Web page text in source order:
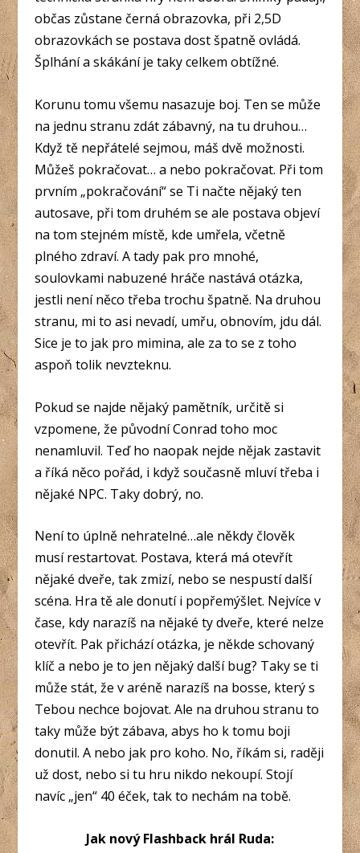
občas zůstane černá obrazovka, při 2,5D
obrazovkách se postava dost špatně ovládá.
Šplhání a skákání je taky celkem obtížné.
Korunu tomu všemu nasazuje boj. Ten se může
na jednu stranu zdát zábavný, na tu druhou…
Když tě nepřátelé sejmou, máš dvě možnosti.
Můžeš pokračovat… a nebo pokračovat. Při tom
prvním „pokračování“ se Ti načte nějaký ten
autosave, při tom druhém se ale postava objeví
na tom stejném místě, kde umřela, včetně
plného zdraví. A tady pak pro mnohé,
soulovkami nabuzené hráče nastává otázka,
jestli není něco třeba trochu špatně. Na druhou
stranu, mi to asi nevadí, umřu, obnovím, jdu dál.
Sice je to jak pro mimina, ale za to se z toho
aspoň tolik nevzteknu.
Pokud se najde nějaký pamětník, určitě si
vzpomene, že původní Conrad toho moc
nenamluvil. Teď ho naopak nejde nějak zastavit
a říká něco pořád, i když současně mluví třeba i
nějaké NPC. Taky dobrý, no.
Není to úplně nehratelné…ale někdy člověk
musí restartovat. Postava, která má otevřít
nějaké dveře, tak zmizí, nebo se nespustí další
scéna. Hra tě ale donutí i popřemýšlet. Nejvíce v
čase, kdy narazíš na nějaké ty dveře, které nelze
otevřít. Pak přichází otázka, je někde schovaný
klíč a nebo je to jen nějaký další bug? Taky se ti
může stát, že v aréně narazíš na bosse, který s
Tebou nechce bojovat. Ale na druhou stranu to
taky může být zábava, abys ho k tomu boji
donutil. A nebo jak pro koho. No, říkám si, raději
už dost, nebo si tu hru nikdo nekoupí. Stojí
navíc „jen“ 40 éček, tak to nechám na tobě.
Jak nový Flashback hrál Ruda: